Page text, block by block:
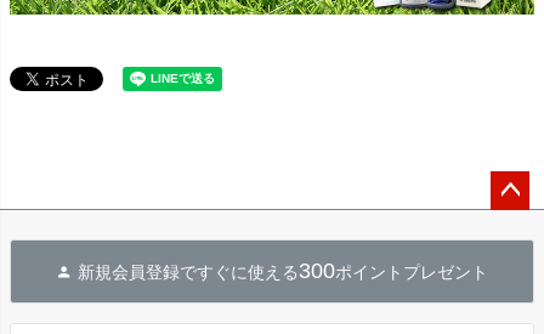
へ
新規会員登録ですぐに使える300ポイントプレゼント